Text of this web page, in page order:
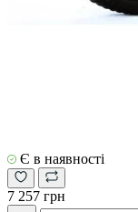
Є в наявності
7 257 грн